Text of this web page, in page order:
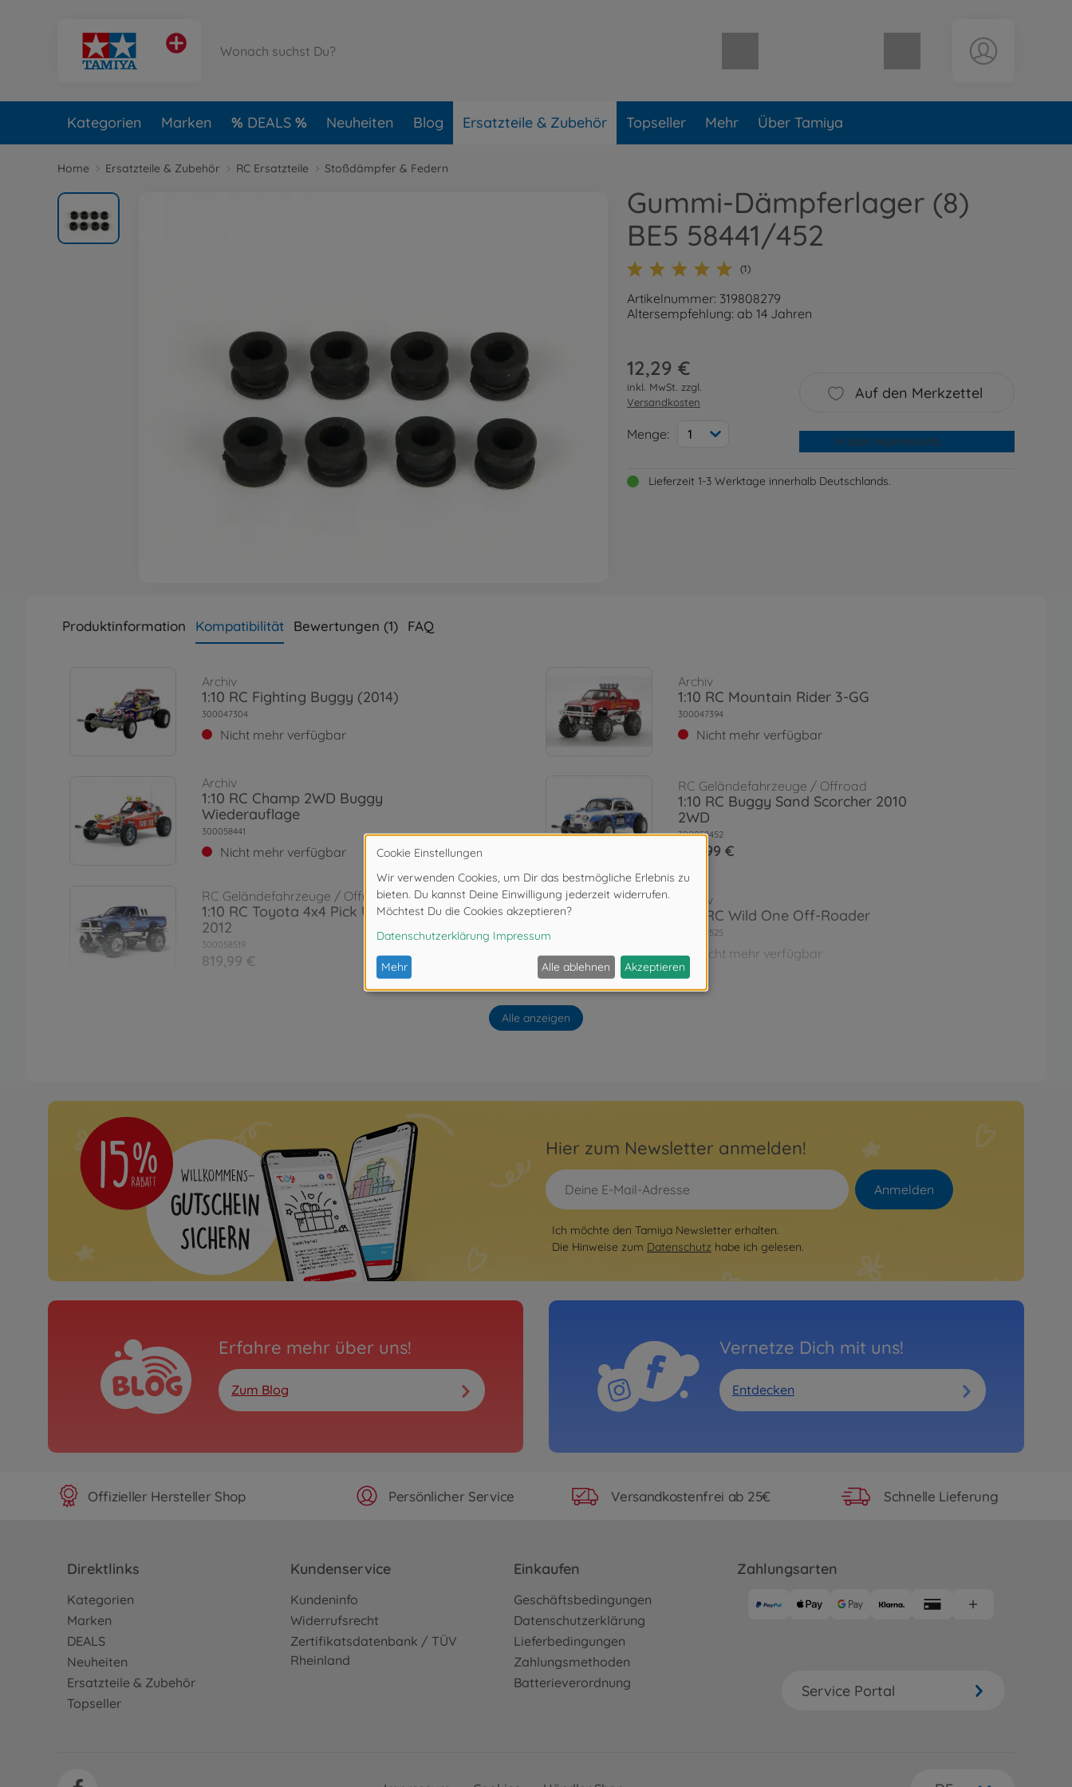
Warenkorb leer
Kategorien Marken DEALS Neuheiten Blog Ersatzteile & Zubehör Topseller Mehr Über Tamiya
Home Ersatzteile & Zubehör RC Ersatzteile Stoßdämpfer & Federn
Gummi-Dämpferlager (8)
BE5 58441/452
(1)
Artikelnummer: 319808279
Altersempfehlung: ab 14 Jahren
12,29 €
inkl. MwSt. zzgl.
Versandkosten
Menge: 1
Auf den Merkzettel
In den Warenkorb
Lieferzeit 1-3 Werktage innerhalb Deutschlands.
Produktinformation Kompatibilität Bewertungen (1) FAQ
Archiv
1:10 RC Fighting Buggy (2014)
300047304
Nicht mehr verfügbar
Archiv
1:10 RC Mountain Rider 3-GG
300047394
Nicht mehr verfügbar
Archiv
1:10 RC Champ 2WD Buggy
Wiederauflage
300058441
Nicht mehr verfügbar
RC Geländefahrzeuge / Offroad
1:10 RC Buggy Sand Scorcher 2010
2WD
300058452
394,99 €
RC Geländefahrzeuge / Offroad
1:10 RC Toyota 4x4 Pick Up Bruiser
2012
300058519
819,99 €
Archiv
1:10 RC Wild One Off-Roader
300058525
Nicht mehr verfügbar
Alu Dämpfer-Satz (4) Fast Attack
Vehicle
Nicht mehr verfügbar
3Gang
Archiv
1:10 RC Fighting Buggy (2014)
300084389
Nicht mehr verfügbar
Alle anzeigen
Hier zum Newsletter anmelden!
Anmelden
Ich möchte den Tamiya Newsletter erhalten.
Die Hinweise zum Datenschutz habe ich gelesen.
Erfahre mehr über uns!
Zum Blog
Vernetze Dich mit uns!
Entdecken
Offizieller Hersteller Shop Persönlicher Service Versandkostenfrei ab 25€ Schnelle Lieferung
Direktlinks
Kategorien
Marken
DEALS
Neuheiten
Ersatzteile & Zubehör
Topseller
Kundenservice
Kundeninfo
Widerrufsrecht
Zertifikatsdatenbank / TÜV
Rheinland
Einkaufen
Geschäftsbedingungen
Datenschutzerklärung
Lieferbedingungen
Zahlungsmethoden
Batterieverordnung
Zahlungsarten
Service Portal